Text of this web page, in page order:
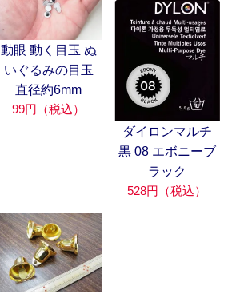
動眼 動く目玉 ぬ
いぐるみの目玉
直径約6mm
99円（税込）
ダイロンマルチ
黒 08 エボニーブ
ラック
528円（税込）